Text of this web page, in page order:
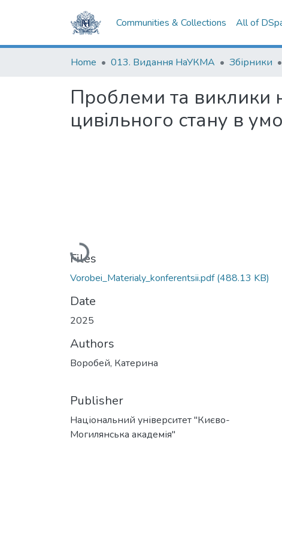
Communities & Collections All of
Home 013. Видання НаУКМА Збірники
Проблеми та виклики
цивільного стану в
Loading...
Files
Vorobei_Materialy_konferentsii.pdf(488.13 KB)
Date
2025
Authors
Воробей, Катерина
Publisher
Національний університет "Києво-
Могилянська академія"